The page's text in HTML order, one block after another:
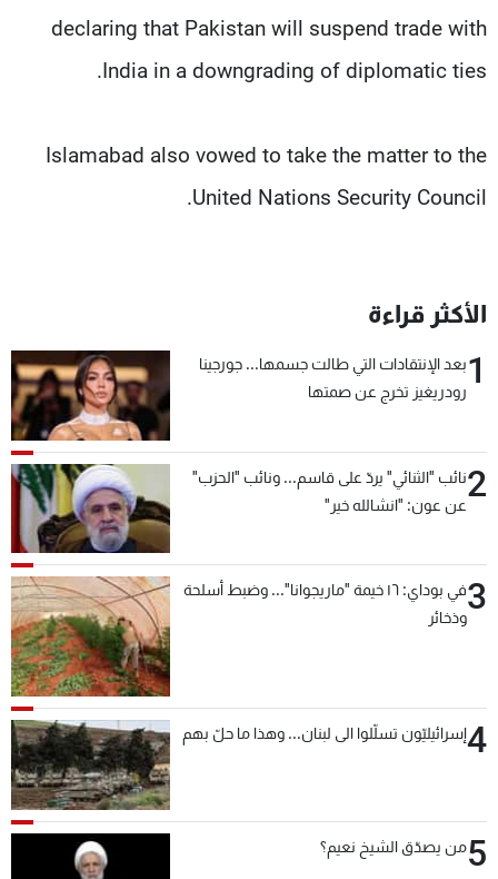
declaring that Pakistan will suspend trade with
India in a downgrading of diplomatic ties.
Islamabad also vowed to take the matter to the
United Nations Security Council.
الأكثر قراءة
1بعد الإنتقادات التي طالت جسمها... جورجينا
رودريغيز تخرج عن صمتها
2نائب "الثنائي" يردّ على قاسم... ونائب "الحزب"
عن عون: "انشالله خير"
3
في بوداي: ١٦ خيمة "ماريجوانا"... وضبط أسلحة
وذخائر
4إسرائيليّون تسلّلوا الى لبنان... وهذا ما حلّ بهم
5من يصدّق الشيخ نعيم؟